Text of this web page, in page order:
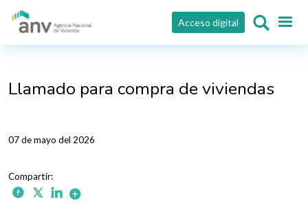
Pasar al contenido principal
Acceso digital
Llamado para compra de viviendas
07 de mayo del 2026